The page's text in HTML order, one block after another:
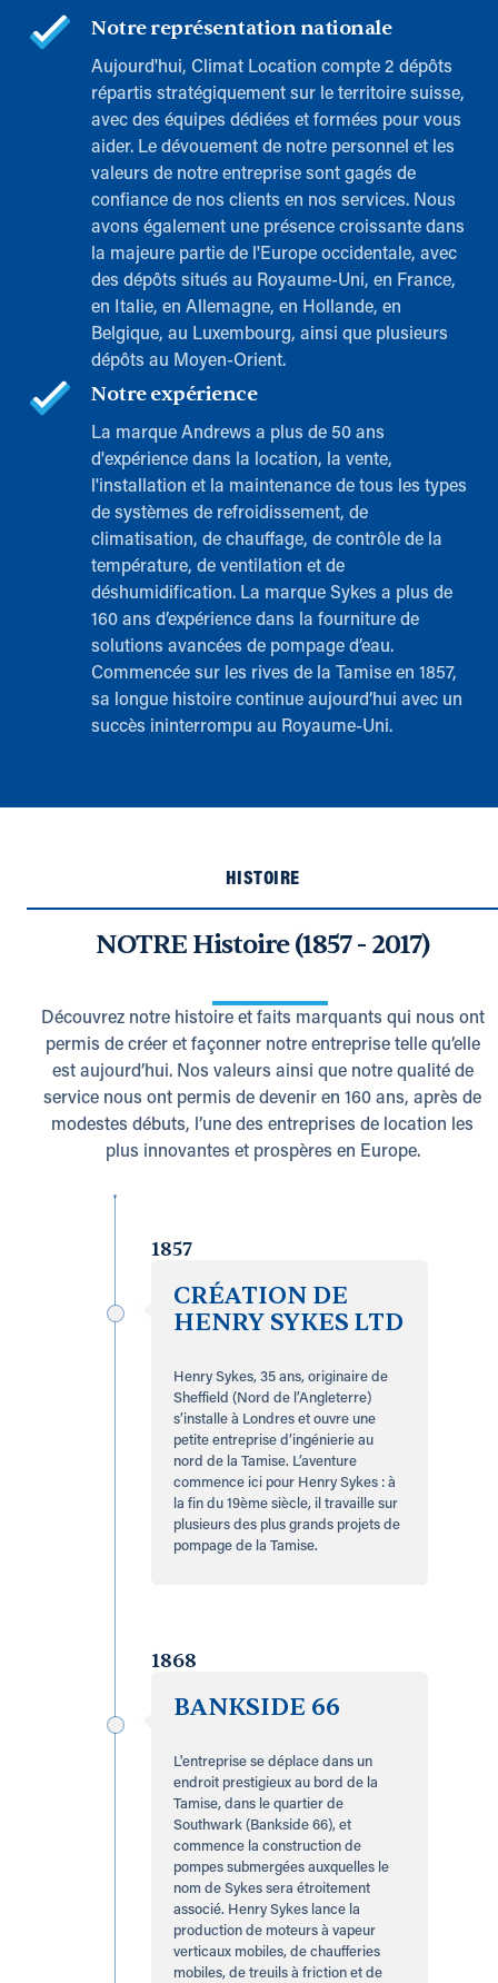
Notre représentation nationale
Aujourd'hui, Climat Location compte 2 dépôts
répartis stratégiquement sur le territoire suisse,
avec des équipes dédiées et formées pour vous
aider. Le dévouement de notre personnel et les
valeurs de notre entreprise sont gagés de
confiance de nos clients en nos services. Nous
avons également une présence croissante dans
la majeure partie de l'Europe occidentale, avec
des dépôts situés au Royaume-Uni, en France,
en Italie, en Allemagne, en Hollande, en
Belgique, au Luxembourg, ainsi que plusieurs
dépôts au Moyen-Orient.
Notre expérience
La marque Andrews a plus de 50 ans
d'expérience dans la location, la vente,
l'installation et la maintenance de tous les types
de systèmes de refroidissement, de
climatisation, de chauffage, de contrôle de la
température, de ventilation et de
déshumidification. La marque Sykes a plus de
160 ans d’expérience dans la fourniture de
solutions avancées de pompage d’eau.
Commencée sur les rives de la Tamise en 1857,
sa longue histoire continue aujourd’hui avec un
succès ininterrompu au Royaume-Uni.
HISTOIRE
NOTRE Histoire (1857 - 2017)
Découvrez notre histoire et faits marquants qui nous ont
permis de créer et façonner notre entreprise telle qu’elle
est aujourd’hui. Nos valeurs ainsi que notre qualité de
service nous ont permis de devenir en 160 ans, après de
modestes débuts, l’une des entreprises de location les
plus innovantes et prospères en Europe.
1857
CRÉATION DE
HENRY SYKES LTD
Henry Sykes, 35 ans, originaire de
Sheffield (Nord de l’Angleterre)
s’installe à Londres et ouvre une
petite entreprise d’ingénierie au
nord de la Tamise. L’aventure
commence ici pour Henry Sykes : à
la fin du 19ème siècle, il travaille sur
plusieurs des plus grands projets de
pompage de la Tamise.
1868
BANKSIDE 66
L'entreprise se déplace dans un
endroit prestigieux au bord de la
Tamise, dans le quartier de
Southwark (Bankside 66), et
commence la construction de
pompes submergées auxquelles le
nom de Sykes sera étroitement
associé. Henry Sykes lance la
production de moteurs à vapeur
verticaux mobiles, de chaufferies
mobiles, de treuils à friction et de